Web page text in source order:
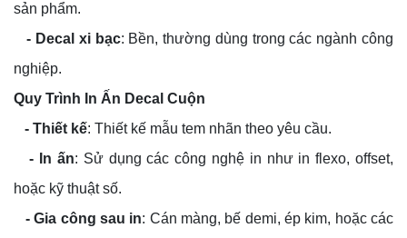
sản phẩm.
- Decal xi bạc: Bền, thường dùng trong các ngành công
nghiệp.
Quy Trình In Ấn Decal Cuộn
- Thiết kế: Thiết kế mẫu tem nhãn theo yêu cầu.
- In ấn: Sử dụng các công nghệ in như in flexo, offset,
hoặc kỹ thuật số.
- Gia công sau in: Cán màng, bế demi, ép kim, hoặc các